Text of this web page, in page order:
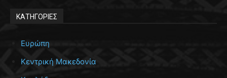
ΚΑΤΗΓΟΡΙΕΣ
Ευρώπη
Κεντρική Μακεδονία